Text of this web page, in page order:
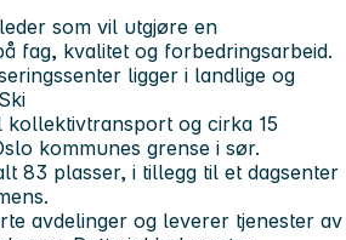
som vil utgjøre en
fag, kvalitet og forbedringsarbeid.
ligger i landlige og
kollektivtransport og cirka 15
kommunes grense i sør.
83 plasser, i tillegg til et dagsenter
avdelinger og leverer tjenester av